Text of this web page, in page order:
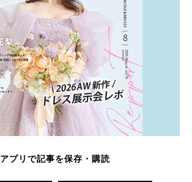
アプリで記事を保存・購読